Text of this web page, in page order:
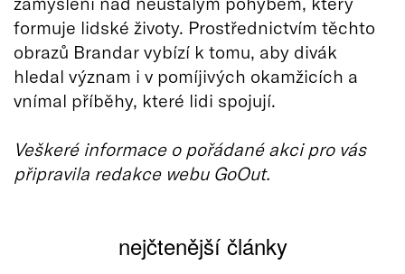
formuje lidské životy. Prostřednictvím těchto
obrazů Brandar vybízí k tomu, aby divák
hledal význam i v pomíjivých okamžicích a
vnímal příběhy, které lidi spojují.
Veškeré informace o pořádané akci pro vás
připravila redakce webu GoOut.
nejčtenější články